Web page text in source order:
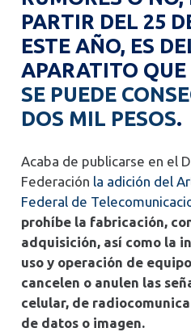
PARTIR DEL 25
ESTE AÑO, ES
APARATITO QUE
SE PUEDE
DOS MIL PESOS.
Acaba de publicarse en el
Federación la adición del
Federal de
prohíbe la fabricación,
adquisición, así como la
uso y operación de
cancelen o anulen las
celular, de
de datos o imagen.